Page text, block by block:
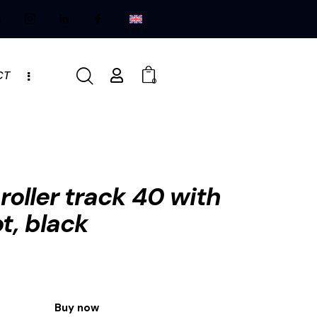
0
track 40 with
black
Buy now